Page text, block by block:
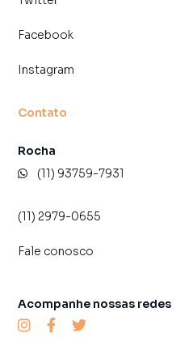
Facebook
Instagram
Contato
Rocha
(11) 93759-7931
(11) 2979-0655
Fale conosco
Acompanhe nossas redes